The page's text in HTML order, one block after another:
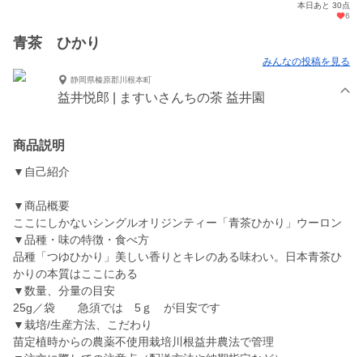
本日あと 30点
6
青茶 ひかり
みんなの投稿を見る
静岡県榛原郡川根本町
益井悦郎 | ますいさんちの茶 益井園
商品説明
▼自己紹介
▼商品概要
ここにしかないシングルオリジンティー「青茶ひかり」ウーロン
▼品種・味の特徴・食べ方
品種「つゆひかり」美しい香りとキレのある味わい。日本青茶ひ
かりの本質はここにある
▼数量、分量の目安
25g／袋 急須では 5ｇ が目安です
▼栽培/生産方法、こだわり
苗定植時からの農薬不使用栽培川根益井農法で管理